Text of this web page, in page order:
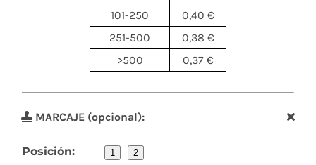
101-250
0,40 €
251-500
0,38 €
>500
0,37 €
MARCAJE (opcional):
Posición: 1 2